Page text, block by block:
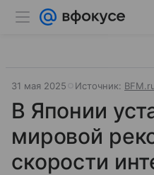
31 мая 2025 Источник:
В Японии
мировой
скорости